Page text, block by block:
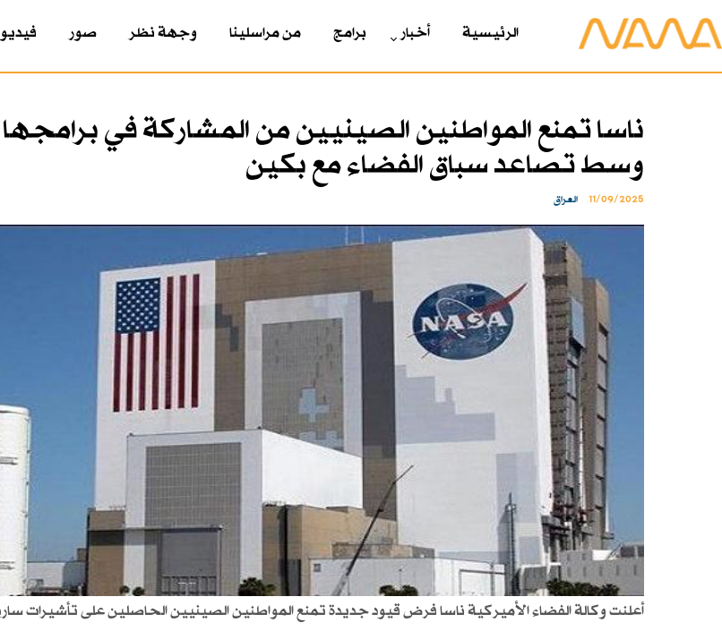
الرئیسیة أخبار برامج من مراسلينا وجهة نظر صور فيديو
ناسا تمنع المواطنين الصينيين من المشاركة في
وسط تصاعد سباق الفضاء مع بكين
11/09/2025 العراق
أعلنت وكالة الفضاء الأميركية ناسا فرض قيود جديدة تمنع المواطنين الصينيين الحاصلين على تأشيرات